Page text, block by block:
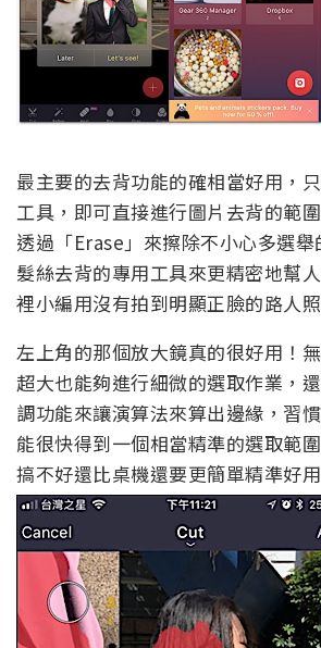
最主要的去背功能的確相當好用，
工具，即可直接進行圖片去背的範
透過「Erase」來擦除不小心多選
髮絲去背的專用工具來更精密地幫
裡小編用沒有拍到明顯正臉的路人
左上角的那個放大鏡真的很好用！
超大也能夠進行細微的選取作業，
調功能來讓演算法來算出邊緣，習
能很快得到一個相當精準的選取範
搞不好還比桌機還要更簡單精準好用